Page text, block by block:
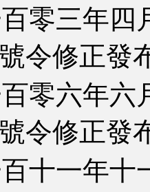
零三年四
令修正發
零六年六
令修正發
十一年十